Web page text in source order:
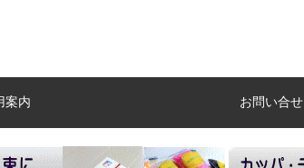
案内 お問い合せ